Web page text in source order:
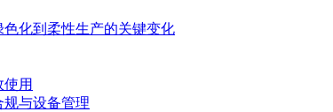
化到柔性生产的关键变化
用
与设备管理